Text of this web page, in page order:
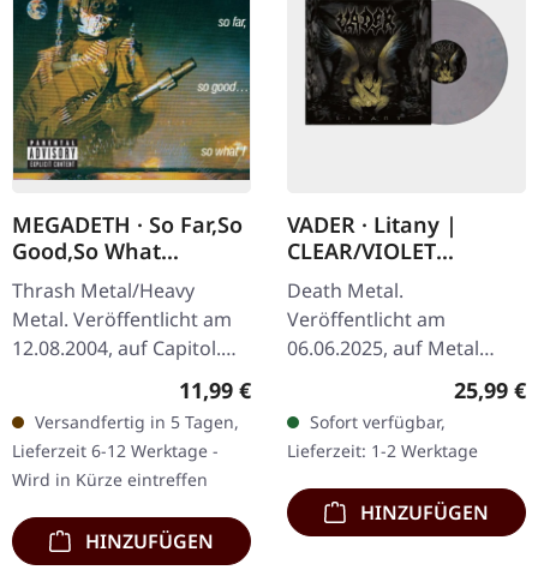
MEGADETH · So Far,So
Good,So What
(Remastered) | CD
Thrash Metal/Heavy
Metal. Veröffentlicht am
12.08.2004, auf Capitol.
CD im Jewelcase mit 12-
seitigem Booklet und 4
Bonus-Tracks. Remaster
2004.…
Regulärer Preis:
11,99 €
Versandfertig in 5 Tagen,
Lieferzeit 6-12 Werktage -
Wird in Kürze eintreffen
HINZUFÜGEN
VADER · Litany |
CLEAR/VIOLET
MARBLED LP
Death Metal.
Veröffentlicht am
06.06.2025, auf Metal
marmoriertes Vinyl. Litany
ist ein intensives und
kompromissloses…
25,99 €
Sofort verfügbar,
Lieferzeit: 1-2 Werktage
HINZUFÜGEN